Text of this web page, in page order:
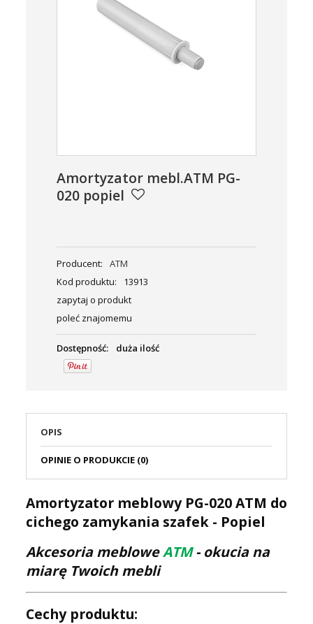
Amortyzator mebl.ATM PG-
020 popiel
Producent:
ATM
Kod produktu:
13913
zapytaj o produkt
poleć znajomemu
Dostępność: duża ilość
OPIS
OPINIE O PRODUKCIE (0)
Amortyzator meblowy PG-020 ATM do
cichego zamykania szafek - Popiel
Akcesoria mebloweATM- okucia na
miarę Twoich mebli
Cechy produktu: